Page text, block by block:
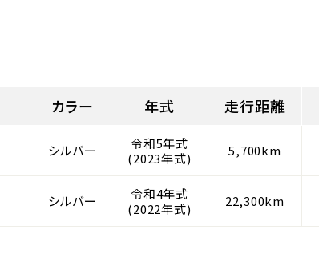
カラー 年式 走行距離
シルバー
令和5年式
(2023年式)
5,700km
シルバー
令和4年式
(2022年式)
22,300km